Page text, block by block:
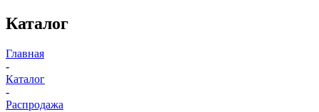
Каталог
Главная
-
Каталог
-
Распродажа